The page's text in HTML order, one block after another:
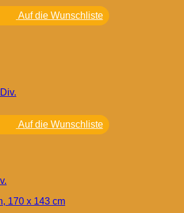
Auf die Wunschliste
Auf die Wunschliste